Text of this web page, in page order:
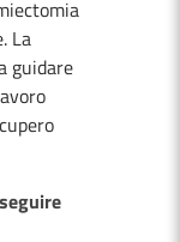
La
guidare